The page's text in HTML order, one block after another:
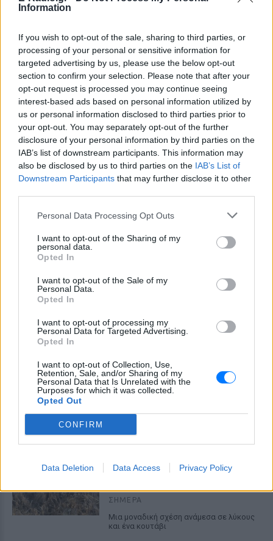
Information
If you wish to opt-out of the sale, sharing to third parties, or
processing of your personal or sensitive information for
targeted advertising by us, please use the below opt-out
section to confirm your selection. Please note that after your
opt-out request is processed you may continue seeing
interest-based ads based on personal information utilized by
us or personal information disclosed to third parties prior to
your opt-out. You may separately opt-out of the further
disclosure of your personal information by third parties on the
IAB’s list of downstream participants. This information may
also be disclosed by us to third parties on the IAB’s List of
Downstream Participants that may further disclose it to other
Personal Data Processing Opt Outs
I want to opt-out of the Sharing of my
personal data.
Opted In
I want to opt-out of the Sale of my
Personal Data.
Opted In
I want to opt-out of processing my
Personal Data for Targeted Advertising.
Opted In
I want to opt-out of Collection, Use,
Retention, Sale, and/or Sharing of my
Personal Data that Is Unrelated with the
Purposes for which it was collected.
Opted Out
CONFIRM
Data Deletion Data Access Privacy Policy
Συμφωνία εξαγοράς για την
EasyJet ‑ Στην αμερικανική
Appolo για 6,65 δισ. ευρώ
ΣΉΜΕΡΑ
Μετά την απόσυρση από τη διαδικασία
ανταγωνίστριας αμερικανικής
επενδυτικής εταιρίας
Θέουτα: «Οι κάτοικοι είναι
ανήμποροι και γεμάτοι αγωνία»
‑ 5.000 μετανάστες παραμένουν
στην περιοχή
Όσα είπε ο πρόεδρος της Θέουτα
Κοινοβούλιο
μποϊκοτάζ οι Ευρωπαίοι και ζητούν εγγυήσεις
και το... κεφάλι του Ινφαντίνο
Νέα ανακοίνωση της UEFA η οποία σημειώνει ότι επιμένει
στη θέση της για μποϊκοτάζ από τις διοργανώσεις της FIFA
ΣΉΜΕΡΑ
«Καλό ταξίδι μικρέ»: Πέθανε το
λευκό κουτάβι που το είχαν
υιοθετήσει η αγέλη των λύκων
ΣΉΜΕΡΑ
Μια μοναδική σχέση ανάμεσα σε λύκους
και ένα κουτάβι